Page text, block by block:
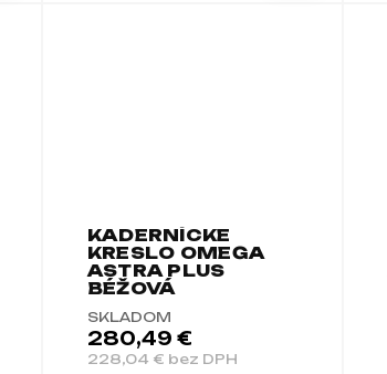
KADERNÍCKE
KRESLO OMEGA
ASTRA PLUS
BÉŽOVÁ
SKLADOM
228,04 € bez DPH
280,49 €